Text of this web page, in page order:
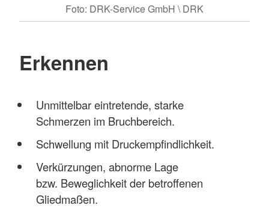
Foto: DRK-Service GmbH \ DRK
Erkennen
Unmittelbar eintretende, starke
Schmerzen im Bruchbereich.
Schwellung mit Druckempfindlichkeit.
Verkürzungen, abnorme Lage
bzw. Beweglichkeit der betroffenen
Gliedmaßen.